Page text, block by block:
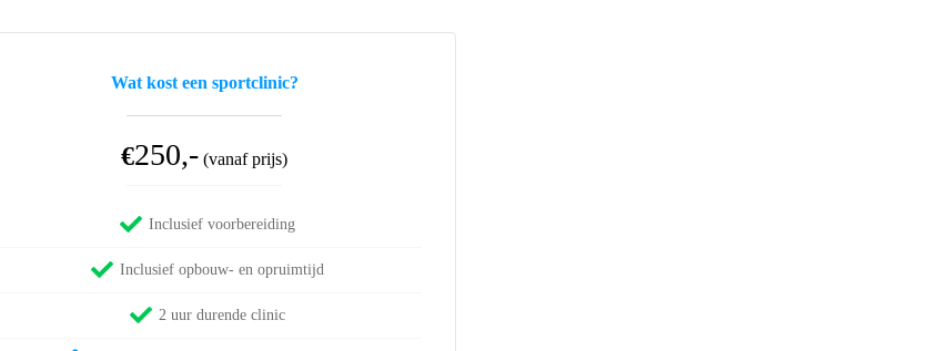
Wat kost een sportclinic?
€250,- (vanaf prijs)
Inclusief voorbereiding
Inclusief opbouw- en opruimtijd
2 uur durende clinic